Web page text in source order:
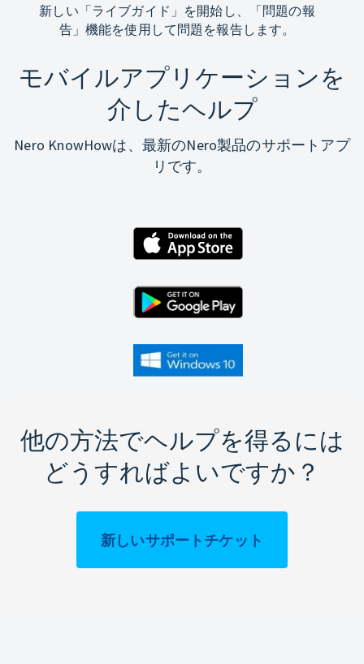
新しい「ライブガイド」を開始し、「問題の報
告」機能を使用して問題を報告します。
モバイルアプリケーションを
介したヘルプ
Nero KnowHowは、最新のNero製品のサポートアプ
リです。
他の方法でヘルプを得るには
どうすればよいですか？
新しいサポートチケット